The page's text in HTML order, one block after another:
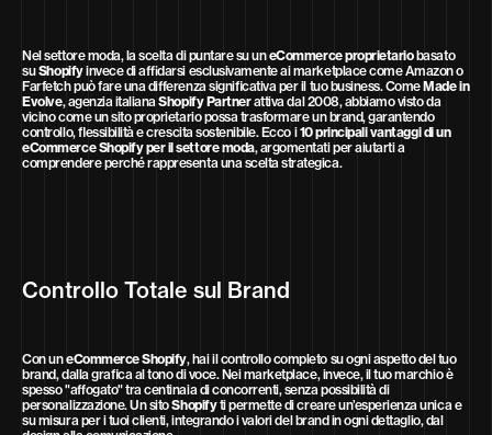
Nel settore moda, la scelta di puntare su uneCommerce proprietariobasato
suShopifyinvece di affidarsi esclusivamente ai marketplace come Amazon o
Farfetch può fare una differenza significativa per il tuo business. ComeMade in
Evolve, agenzia italianaShopify Partnerattiva dal 2008, abbiamo visto da
vicino come un sito proprietario possa trasformare un brand, garantendo
controllo, flessibilità e crescita sostenibile. Ecco i10 principali vantaggi di un
eCommerce Shopify per il settore moda, argomentati per aiutarti a
comprendere perché rappresenta una scelta strategica.
Controllo Totale sul Brand
Con uneCommerce Shopify, hai il controllo completo su ogni aspetto del tuo
brand, dalla grafica al tono di voce. Nei marketplace, invece, il tuo marchio è
spesso "affogato" tra centinaia di concorrenti, senza possibilità di
personalizzazione. Un sitoShopifyti permette di creare un’esperienza unica e
su misura per i tuoi clienti, integrando i valori del brand in ogni dettaglio, dal